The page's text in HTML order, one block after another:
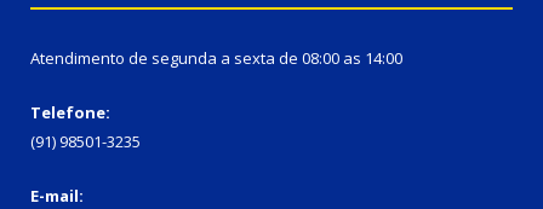
Atendimento de segunda a sexta de 08:00 as 14:00
Telefone:
(91) 98501-3235
E-mail: